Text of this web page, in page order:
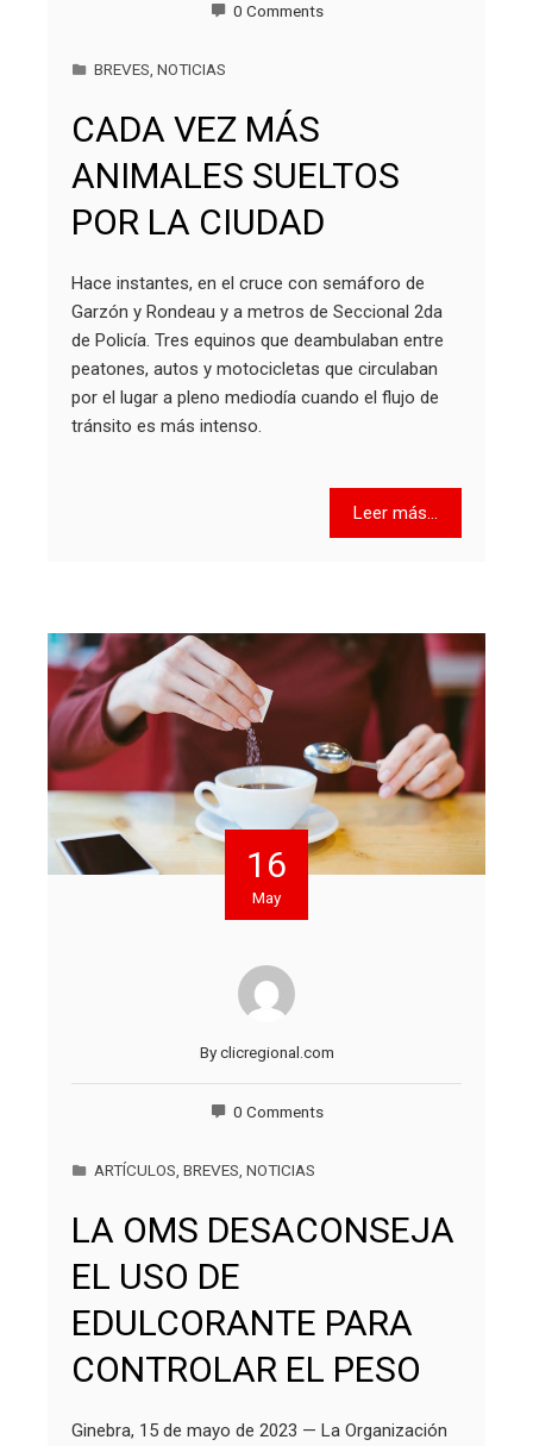
0 Comments
BREVES, NOTICIAS
CADA VEZ MÁS
ANIMALES SUELTOS
POR LA CIUDAD
Hace instantes, en el cruce con semáforo de
Garzón y Rondeau y a metros de Seccional 2da
de Policía. Tres equinos que deambulaban entre
peatones, autos y motocicletas que circulaban
por el lugar a pleno mediodía cuando el flujo de
tránsito es más intenso.
Leer más...
16
May
Byclicregional.com
0 Comments
ARTÍCULOS BREVES NOTICIAS
LA OMS DESACONSEJA
EL USO DE
EDULCORANTE PARA
CONTROLAR EL PESO
Ginebra, 15 de mayo de 2023 — La Organización